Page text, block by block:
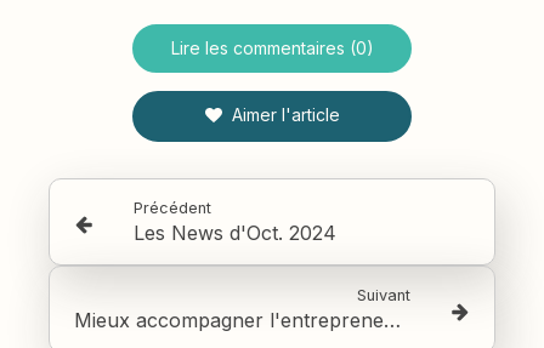
Lire les commentaires (0)
Aimer l'article
Précédent
Les News d'Oct. 2024
Suivant
Mieux accompagner l'entrepreneuriat féminin : outiller les réseaux d'accompagnement